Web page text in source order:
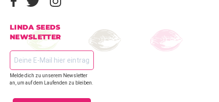
LINDA SEEDS
NEWSLETTER
Melde dich zu unserem Newsletter
an, um auf dem Laufenden zu bleiben.